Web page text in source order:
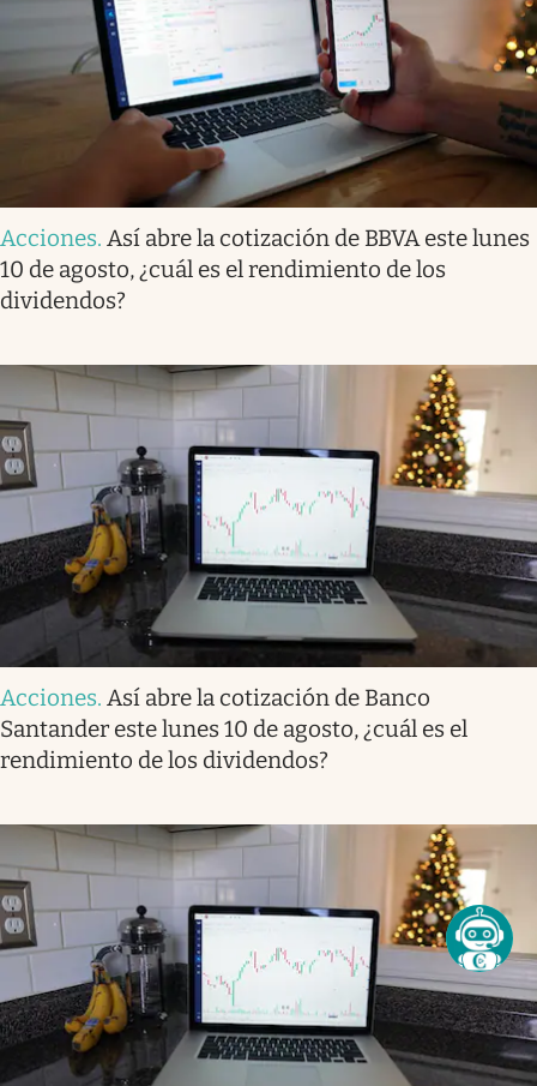
Acciones. Así abre la cotización de BBVA este lunes
10 de agosto, ¿cuál es el rendimiento de los
dividendos?
Acciones. Así abre la cotización de Banco
Santander este lunes 10 de agosto, ¿cuál es el
rendimiento de los dividendos?